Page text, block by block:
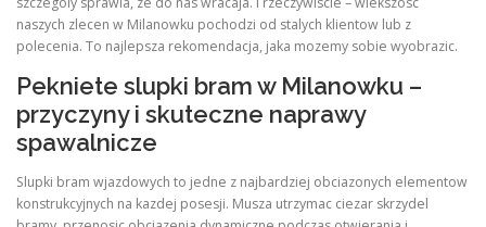
naszych zlecen w Milanowku pochodzi od stalych klientow lub z
polecenia. To najlepsza rekomendacja, jaka mozemy sobie wyobrazic.
Pekniete slupki bram w Milanowku –
przyczyny i skuteczne naprawy
spawalnicze
Slupki bram wjazdowych to jedne z najbardziej obciazonych elementow
konstrukcyjnych na kazdej posesji. Musza utrzymac ciezar skrzydel